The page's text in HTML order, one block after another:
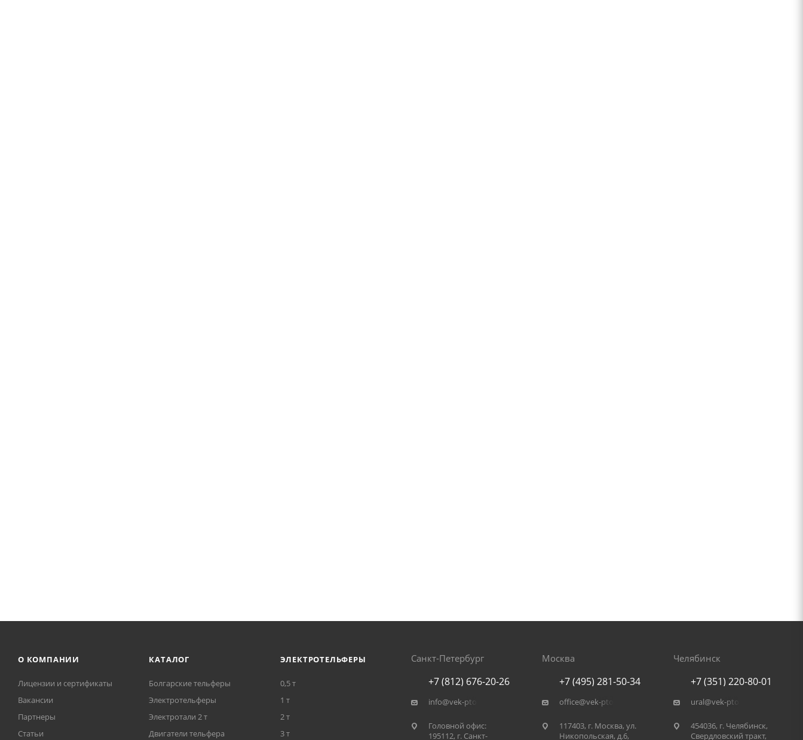
О КОМПАНИИ
Лицензии и сертификаты
Вакансии
Партнеры
Статьи
КАТАЛОГ
Болгарские тельферы
Электротельферы
Электротали 2 т
Двигатели тельфера
ЭЛЕКТРОТЕЛЬФЕРЫ
0,5 т
1 т
2 т
3 т
Санкт-Петербург
+7 (812) 676-20-26
info@vek-pto.ru
Головной офис:
195112, г. Санкт-
Москва
+7 (495) 281-50-34
office@vek-pto.ru
117403, г. Москва, ул.
Никопольская, д.6,
Челябинск
+7 (351) 220-80-01
ural@vek-pto.ru
454036, г. Челябинск,
Свердловский тракт,